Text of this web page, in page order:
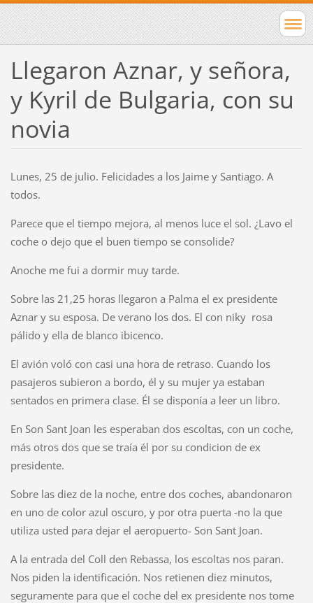
Llegaron Aznar, y señora,
y Kyril de Bulgaria, con su
novia
Lunes, 25 de julio. Felicidades a los Jaime y Santiago. A
todos.
Parece que el tiempo mejora, al menos luce el sol. ¿Lavo el
coche o dejo que el buen tiempo se consolide?
Anoche me fui a dormir muy tarde.
Sobre las 21,25 horas llegaron a Palma el ex presidente
Aznar y su esposa. De verano los dos. El con niky rosa
pálido y ella de blanco ibicenco.
El avión voló con casi una hora de retraso. Cuando los
pasajeros subieron a bordo, él y su mujer ya estaban
sentados en primera clase. Él se disponía a leer un libro.
En Son Sant Joan les esperaban dos escoltas, con un coche,
más otros dos que se traía él por su condicion de ex
presidente.
Sobre las diez de la noche, entre dos coches, abandonaron
en uno de color azul oscuro, y por otra puerta -no la que
utiliza usted para dejar el aeropuerto- Son Sant Joan.
A la entrada del Coll den Rebassa, los escoltas nos paran.
Nos piden la identificación. Nos retienen diez minutos,
seguramente para que el coche del ex presidente nos tome